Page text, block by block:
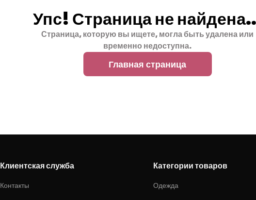
Упс! Страница не
Страница, которую вы ищете, могла быть удалена или
временно недоступна.
Главная страница
Клиентская служба
Контакты
Категории товаров
Одежда